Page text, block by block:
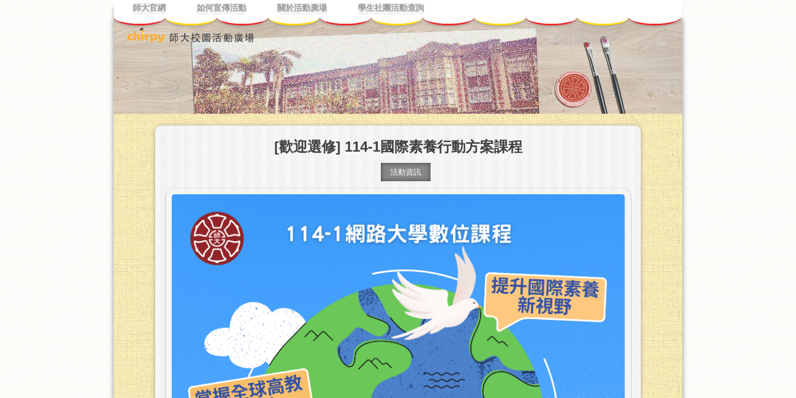
師大官網 如何宣傳活動 關於活動廣場 學生社團活動查詢
[歡迎選修] 114-1國際素養行動方案課程
活動資訊